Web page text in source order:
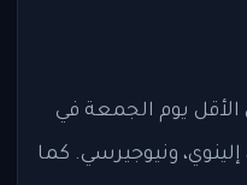
على الأقل يوم الجمعة في
إلينوي، ونيوجيرسي. كما